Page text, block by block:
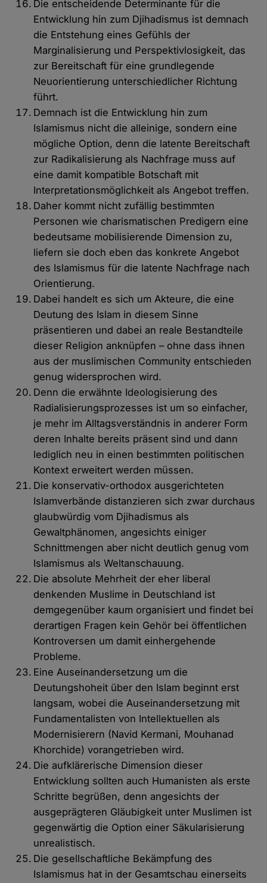
Die entscheidende Determinante für die
Entwicklung hin zum Djihadismus ist demnach
die Entstehung eines Gefühls der
Marginalisierung und Perspektivlosigkeit, das
zur Bereitschaft für eine grundlegende
Neuorientierung unterschiedlicher Richtung
führt.
Demnach ist die Entwicklung hin zum
Islamismus nicht die alleinige, sondern eine
mögliche Option, denn die latente Bereitschaft
zur Radikalisierung als Nachfrage muss auf
eine damit kompatible Botschaft mit
Interpretationsmöglichkeit als Angebot treffen.
Daher kommt nicht zufällig bestimmten
Personen wie charismatischen Predigern eine
bedeutsame mobilisierende Dimension zu,
liefern sie doch eben das konkrete Angebot
des Islamismus für die latente Nachfrage nach
Orientierung.
Dabei handelt es sich um Akteure, die eine
Deutung des Islam in diesem Sinne
präsentieren und dabei an reale Bestandteile
dieser Religion anknüpfen – ohne dass ihnen
aus der muslimischen Community entschieden
genug widersprochen wird.
Denn die erwähnte Ideologisierung des
Radialisierungsprozesses ist um so einfacher,
je mehr im Alltagsverständnis in anderer Form
deren Inhalte bereits präsent sind und dann
lediglich neu in einen bestimmten politischen
Kontext erweitert werden müssen.
Die konservativ-orthodox ausgerichteten
Islamverbände distanzieren sich zwar durchaus
glaubwürdig vom Djihadismus als
Gewaltphänomen, angesichts einiger
Schnittmengen aber nicht deutlich genug vom
Islamismus als Weltanschauung.
Die absolute Mehrheit der eher liberal
denkenden Muslime in Deutschland ist
demgegenüber kaum organisiert und findet bei
derartigen Fragen kein Gehör bei öffentlichen
Kontroversen um damit einhergehende
Probleme.
Eine Auseinandersetzung um die
Deutungshoheit über den Islam beginnt erst
langsam, wobei die Auseinandersetzung mit
Fundamentalisten von Intellektuellen als
Modernisierern (Navid Kermani, Mouhanad
Khorchide) vorangetrieben wird.
Die aufklärerische Dimension dieser
Entwicklung sollten auch Humanisten als erste
Schritte begrüßen, denn angesichts der
ausgeprägteren Gläubigkeit unter Muslimen ist
gegenwärtig die Option einer Säkularisierung
unrealistisch.
Die gesellschaftliche Bekämpfung des
Islamismus hat in der Gesamtschau einerseits